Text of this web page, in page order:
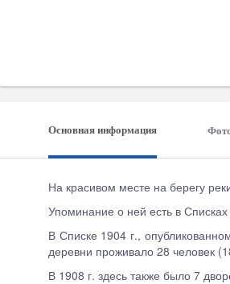
Основная информация
На красивом месте на берегу
Упоминание о ней есть в
В Списке 1904 г.,
деревни проживало 28 человек
В 1908 г. здесь также было 7